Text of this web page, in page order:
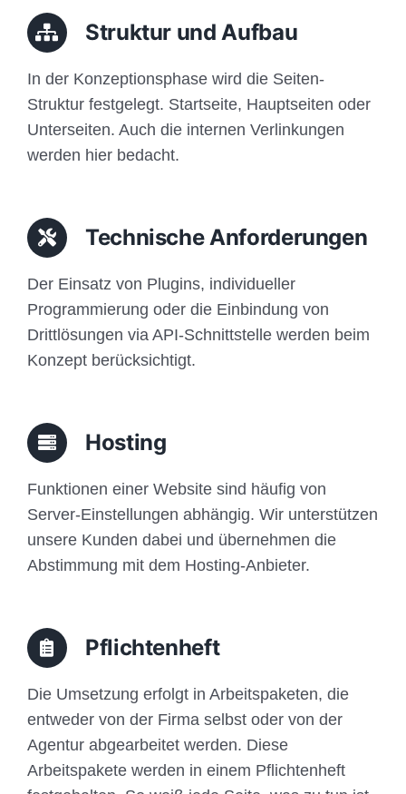
Struktur und Aufbau
In der Konzeptionsphase wird die Seiten-
Struktur festgelegt. Startseite, Hauptseiten oder
Unterseiten. Auch die internen Verlinkungen
werden hier bedacht.
Technische Anforderungen
Der Einsatz von Plugins, individueller
Programmierung oder die Einbindung von
Drittlösungen via API-Schnittstelle werden beim
Konzept berücksichtigt.
Hosting
Funktionen einer Website sind häufig von
Server-Einstellungen abhängig. Wir unterstützen
unsere Kunden dabei und übernehmen die
Abstimmung mit dem Hosting-Anbieter.
Pflichtenheft
Die Umsetzung erfolgt in Arbeitspaketen, die
entweder von der Firma selbst oder von der
Agentur abgearbeitet werden. Diese
Arbeitspakete werden in einem Pflichtenheft